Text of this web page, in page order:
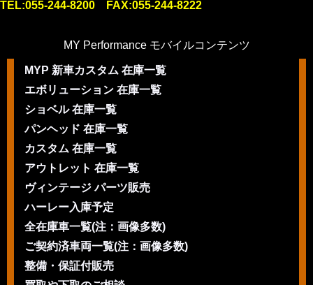
TEL:055-244-8200 FAX:055-244-8222
MY Performance モバイルコンテンツ
MYP 新車カスタム 在庫一覧
エボリューション 在庫一覧
ショベル 在庫一覧
パンヘッド 在庫一覧
カスタム 在庫一覧
アウトレット 在庫一覧
ヴィンテージ パーツ販売
ハーレー入庫予定
全在庫車一覧(注：画像多数)
ご契約済車両一覧(注：画像多数)
整備・保証付販売